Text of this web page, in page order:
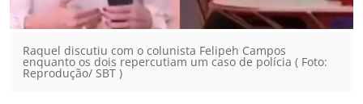
Raquel discutiu com o colunista Felipeh Campos
enquanto os dois repercutiam um caso de polícia ( Foto:
Reprodução/ SBT )